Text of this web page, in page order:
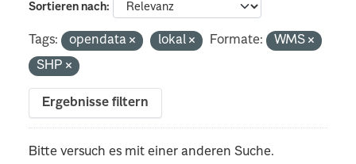
Sortieren nach
Tags: opendata lokal Formate:
WMS
SHP
Ergebnisse filtern
Bitte versuch es mit einer anderen Suche.